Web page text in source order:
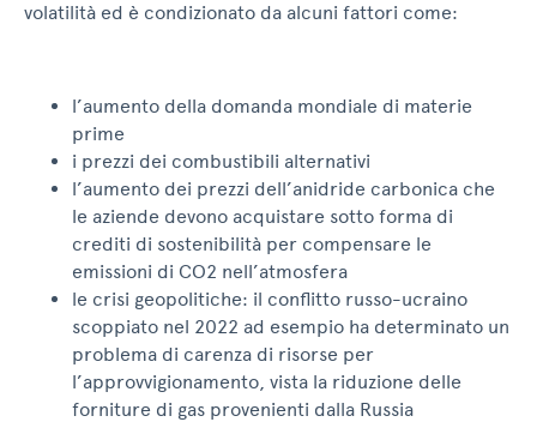
volatilità ed è condizionato da alcuni fattori come:
l’aumento della domanda mondiale di materie
prime
i prezzi dei combustibili alternativi
l’aumento dei prezzi dell’anidride carbonica che
le aziende devono acquistare sotto forma di
crediti di sostenibilità per compensare le
emissioni di CO2 nell’atmosfera
le crisi geopolitiche: il conflitto russo-ucraino
scoppiato nel 2022 ad esempio ha determinato un
problema di carenza di risorse per
l’approvvigionamento, vista la riduzione delle
forniture di gas provenienti dalla Russia